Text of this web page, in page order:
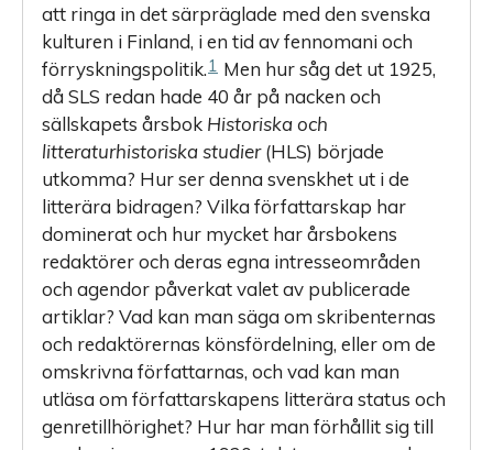
att ringa in det särpräglade med den svenska
kulturen i Finland, i en tid av fennomani och
förryskningspolitik.1 Men hur såg det ut 1925,
då SLS redan hade 40 år på nacken och
sällskapets årsbok ­ Historiska och
litteraturhistoriska studier(HLS) började
utkomma? Hur ser denna svenskhet ut i de
litterära bidragen? Vilka författarskap har
dominerat och hur mycket har årsbokens
redaktörer och deras egna intresseområden
och agendor påverkat valet av publicerade
artiklar? Vad kan man säga om skribenternas
och redaktörernas könsfördelning, eller om de
omskrivna författarnas, och vad kan man
utläsa om författarskapens litterära status och
genretillhörighet? Hur har man förhållit sig till